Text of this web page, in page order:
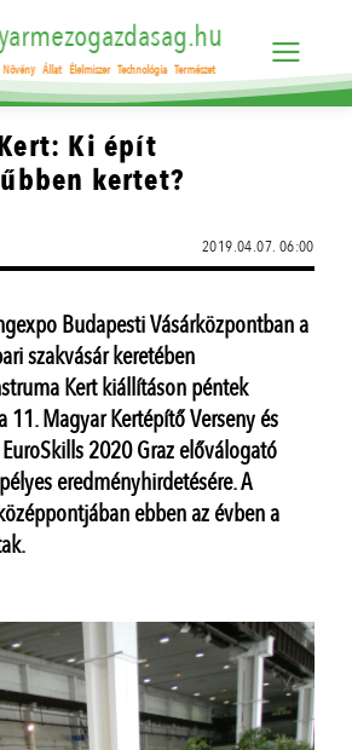
Növény Állat Élelmiszer Technológia Természet
Ki épít
kertet?
2019.04.07. 06:00
Budapesti Vásárközpontban a
szakvásár keretében
Kert kiállításon péntek
11. Magyar Kertépítő Verseny és
2020 Graz előválogató
eredményhirdetésére. A
ebben az évben a